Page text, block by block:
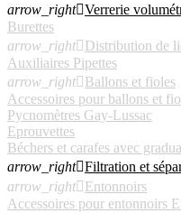
arrow_rightVerrerie
Burettes
arrow_right Distribution de
Auxiliaires Pipettes
arrow_right Ballons et fioles
Accessoires pour ballons et
Pycnomètres Gay-Lussac
Eprouvettes
Béchers et carafes avec
arrow_rightFiltration et
arrow_right Entonnoirs
Accessoires pour entonnoirs